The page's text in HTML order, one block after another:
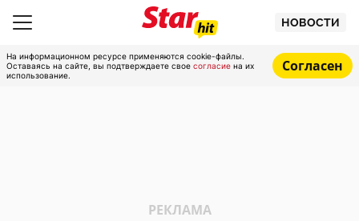
НОВОСТИ
На информационном ресурсе применяются cookie-файлы.
Оставаясь на сайте, вы подтверждаете свое согласие на их
использование.
Согласен